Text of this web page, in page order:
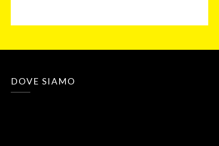
DOVE SIAMO